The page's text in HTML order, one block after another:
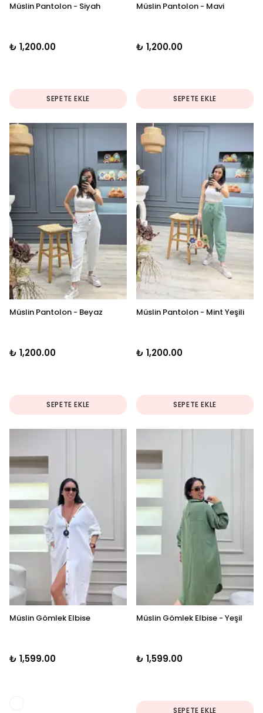
Müslin Pantolon - Siyah
₺ 1,200.00
SEPETE EKLE
Müslin Pantolon - Mavi
₺ 1,200.00
SEPETE EKLE
Müslin Pantolon - Beyaz
₺ 1,200.00
SEPETE EKLE
Müslin Pantolon - Mint Yeşili
₺ 1,200.00
SEPETE EKLE
Müslin Gömlek Elbise
₺ 1,599.00
Müslin Gömlek Elbise - Yeşil
₺ 1,599.00
SEPETE EKLE